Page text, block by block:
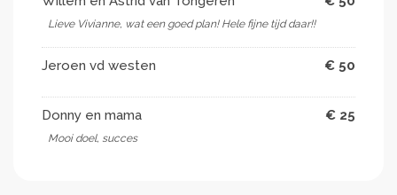
Lieve Vivianne, wat een goed plan! Hele fijne tijd daar!!
Jeroen vd westen € 50
Donny en mama € 25
Mooi doel, succes